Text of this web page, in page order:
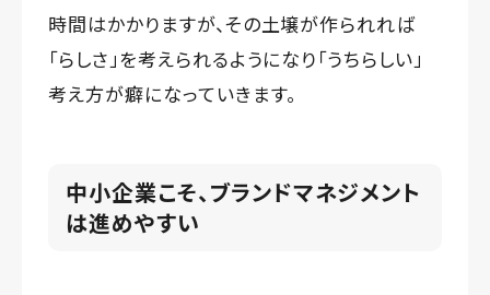
時間はかかりますが、その土壌が作られれば
「らしさ」を考えられるようになり「うちらしい」
考え方が癖になっていきます。
中小企業こそ、ブランドマネジメント
は進めやすい